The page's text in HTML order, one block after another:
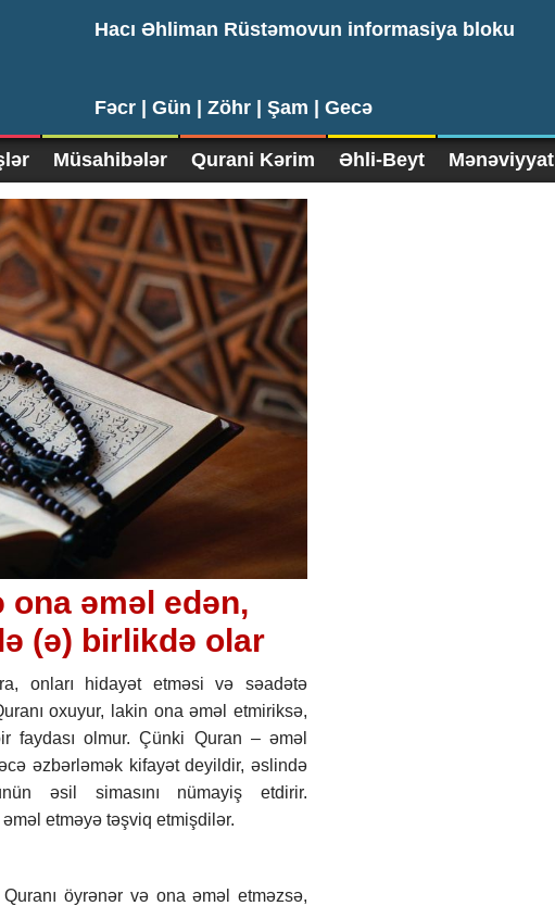
Hacı Əhliman Rüstəmovun informasiya bloku
Fəcr | Gün | Zöhr | Şam | Gecə
Müsahibələr Qurani Kərim Əhli-Beyt Mənəviyyat
ona əməl edən,
(ə) birlikdə olar
onları hidayət etməsi və səadətə
oxuyur, lakin ona əməl etmiriksə,
faydası olmur. Çünki Quran – əməl
əzbərləmək kifayət deyildir, əslində
əsil simasını nümayiş etdirir.
etməyə təşviq etmişdilər.
öyrənər və ona əməl etməzsə,